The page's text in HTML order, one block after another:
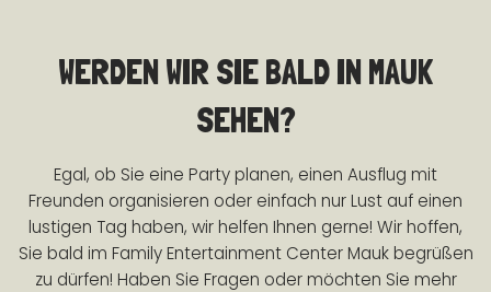
WERDEN WIR SIE BALD IN MAUK
SEHEN?
Egal, ob Sie eine Party planen, einen Ausflug mit
Freunden organisieren oder einfach nur Lust auf einen
lustigen Tag haben, wir helfen Ihnen gerne! Wir hoffen,
Sie bald im Family Entertainment Center Mauk begrüßen
zu dürfen! Haben Sie Fragen oder möchten Sie mehr